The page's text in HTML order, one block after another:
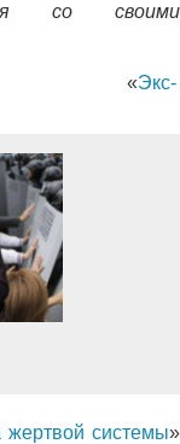
со своими
«Экс-
жертвой системы»